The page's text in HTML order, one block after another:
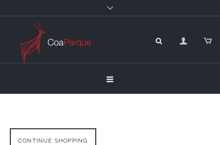
CONTINUE SHOPPING